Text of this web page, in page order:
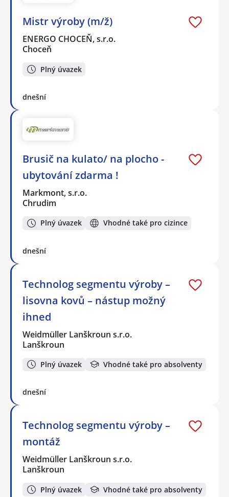
Mistr výroby (m/ž)
ENERGO CHOCEŇ, s.r.o.
Choceň
Plný úvazek
dnešní
Brusič na kulato/ na plocho -
ubytování zdarma !
Markmont, s.r.o.
Chrudim
Plný úvazek Vhodné také pro cizince
dnešní
Technolog segmentu výroby –
lisovna kovů – nástup možný
ihned
Weidmüller Lanškroun s.r.o.
Lanškroun
Plný úvazek Vhodné také pro absolventy
dnešní
Technolog segmentu výroby –
montáž
Weidmüller Lanškroun s.r.o.
Lanškroun
Plný úvazek Vhodné také pro absolventy